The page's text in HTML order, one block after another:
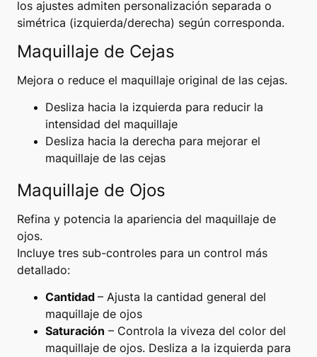
los ajustes admiten personalización separada o
simétrica (izquierda/derecha) según corresponda.
Maquillaje de Cejas
Mejora o reduce el maquillaje original de las cejas.
Desliza hacia la izquierda para reducir la
intensidad del maquillaje
Desliza hacia la derecha para mejorar el
maquillaje de las cejas
Maquillaje de Ojos
Refina y potencia la apariencia del maquillaje de
ojos.
Incluye tres sub-controles para un control más
detallado:
Cantidad – Ajusta la cantidad general del
maquillaje de ojos
Saturación – Controla la viveza del color del
maquillaje de ojos. Desliza a la izquierda para